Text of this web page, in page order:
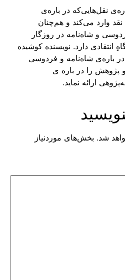
نقل‌هایی‌که در باره‌ی
وارد می‌کند و هم‌چنان
و شاه‌نامه در روزگار
انتقادی دارد. نویسنده کوشیده
باره‌ی شاه‌نامه و فردوسی
پژوهش را در باره ی
ارائه نماید.
شد. بخش‌های موردنیاز